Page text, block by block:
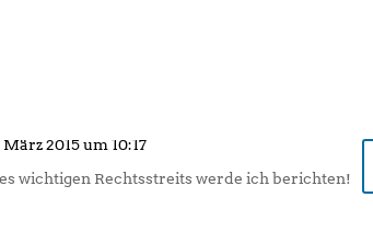
März 2015 um 10:17
wichtigen Rechtsstreits werde ich berichten!